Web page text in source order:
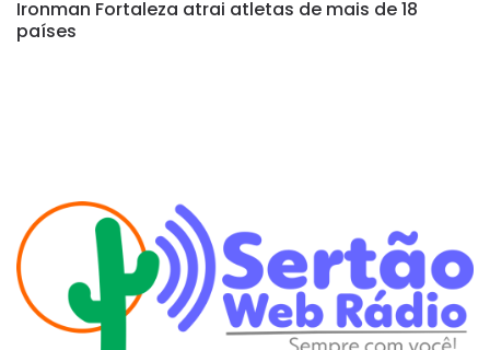
Ironman Fortaleza atrai atletas de mais de 18
países